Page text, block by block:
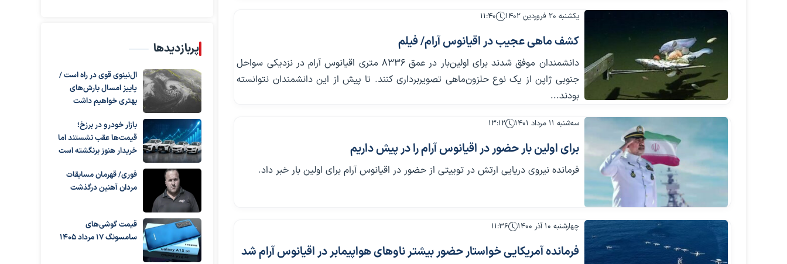
یکشنبه ۲۰ فروردین ۱۴۰۲ ۱۱:۴۰
کشف ماهی عجیب در اقیانوس آرام/ فیلم
دانشمندان موفق شدند برای اولین‌بار در عمق ۸۳۳۶ متری اقیانوس آرام در نزدیکی سواحل
جنوبی ژاپن از یک نوع حلزون‌ماهی تصویربرداری کنند. تا پیش از این دانشمندان نتوانسته
بودند...
سه‌شنبه ۱۱ مرداد ۱۴۰۱ ۱۳:۱۲
برای اولین بار حضور در اقیانوس آرام را در پیش داریم
فرمانده نیروی دریایی ارتش در توییتی از حضور در اقیانوس آرام برای اولین بار خبر داد.
چهارشنبه ۱۰ آذر ۱۴۰۰ ۱۱:۳۶
فرمانده آمریکایی خواستار حضور بیشتر ناوهای هواپیمابر در اقیانوس آرام شد
پربازدیدها
ال‌نینوی قوی در راه است /
پاییز امسال بارش‌های
بهتری خواهیم داشت
بازار خودرو در برزخ؛
قیمت‌ها عقب نشستند اما
خریدار هنوز برنگشته است
فوری/ قهرمان مسابقات
مردان آهنین درگذشت
قیمت گوشی‌های
سامسونگ 17 مرداد 1405